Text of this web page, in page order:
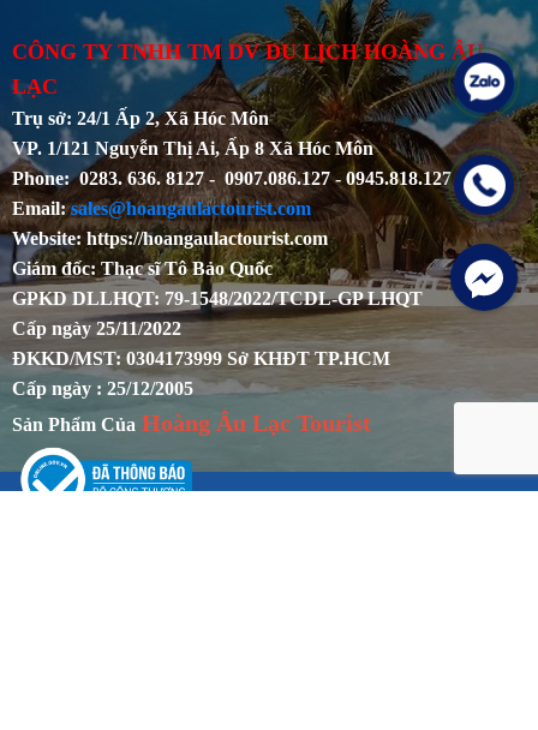
CÔNG TY TNHH TM DV DU LỊCH HOÀNG ÂU
LẠC
Trụ sở: 24/1 Ấp 2, Xã Hóc Môn
VP. 1/121 Nguyễn Thị Ai, Ấp 8 Xã Hóc Môn
Phone: 0283. 636. 8127 - 0907.086.127 - 0945.818.127
Email:sales@hoangaulactourist.com
Website: https://hoangaulactourist.com
Giám đốc: Thạc sĩ Tô Bảo Quốc
GPKD DLLHQT: 79-1548/2022/TCDL-GP LHQT
Cấp ngày 25/11/2022
ĐKKD/MST: 0304173999 Sở KHĐT TP.HCM
Cấp ngày : 25/12/2005
Sản Phẩm Của Hoàng Âu Lạc Tourist